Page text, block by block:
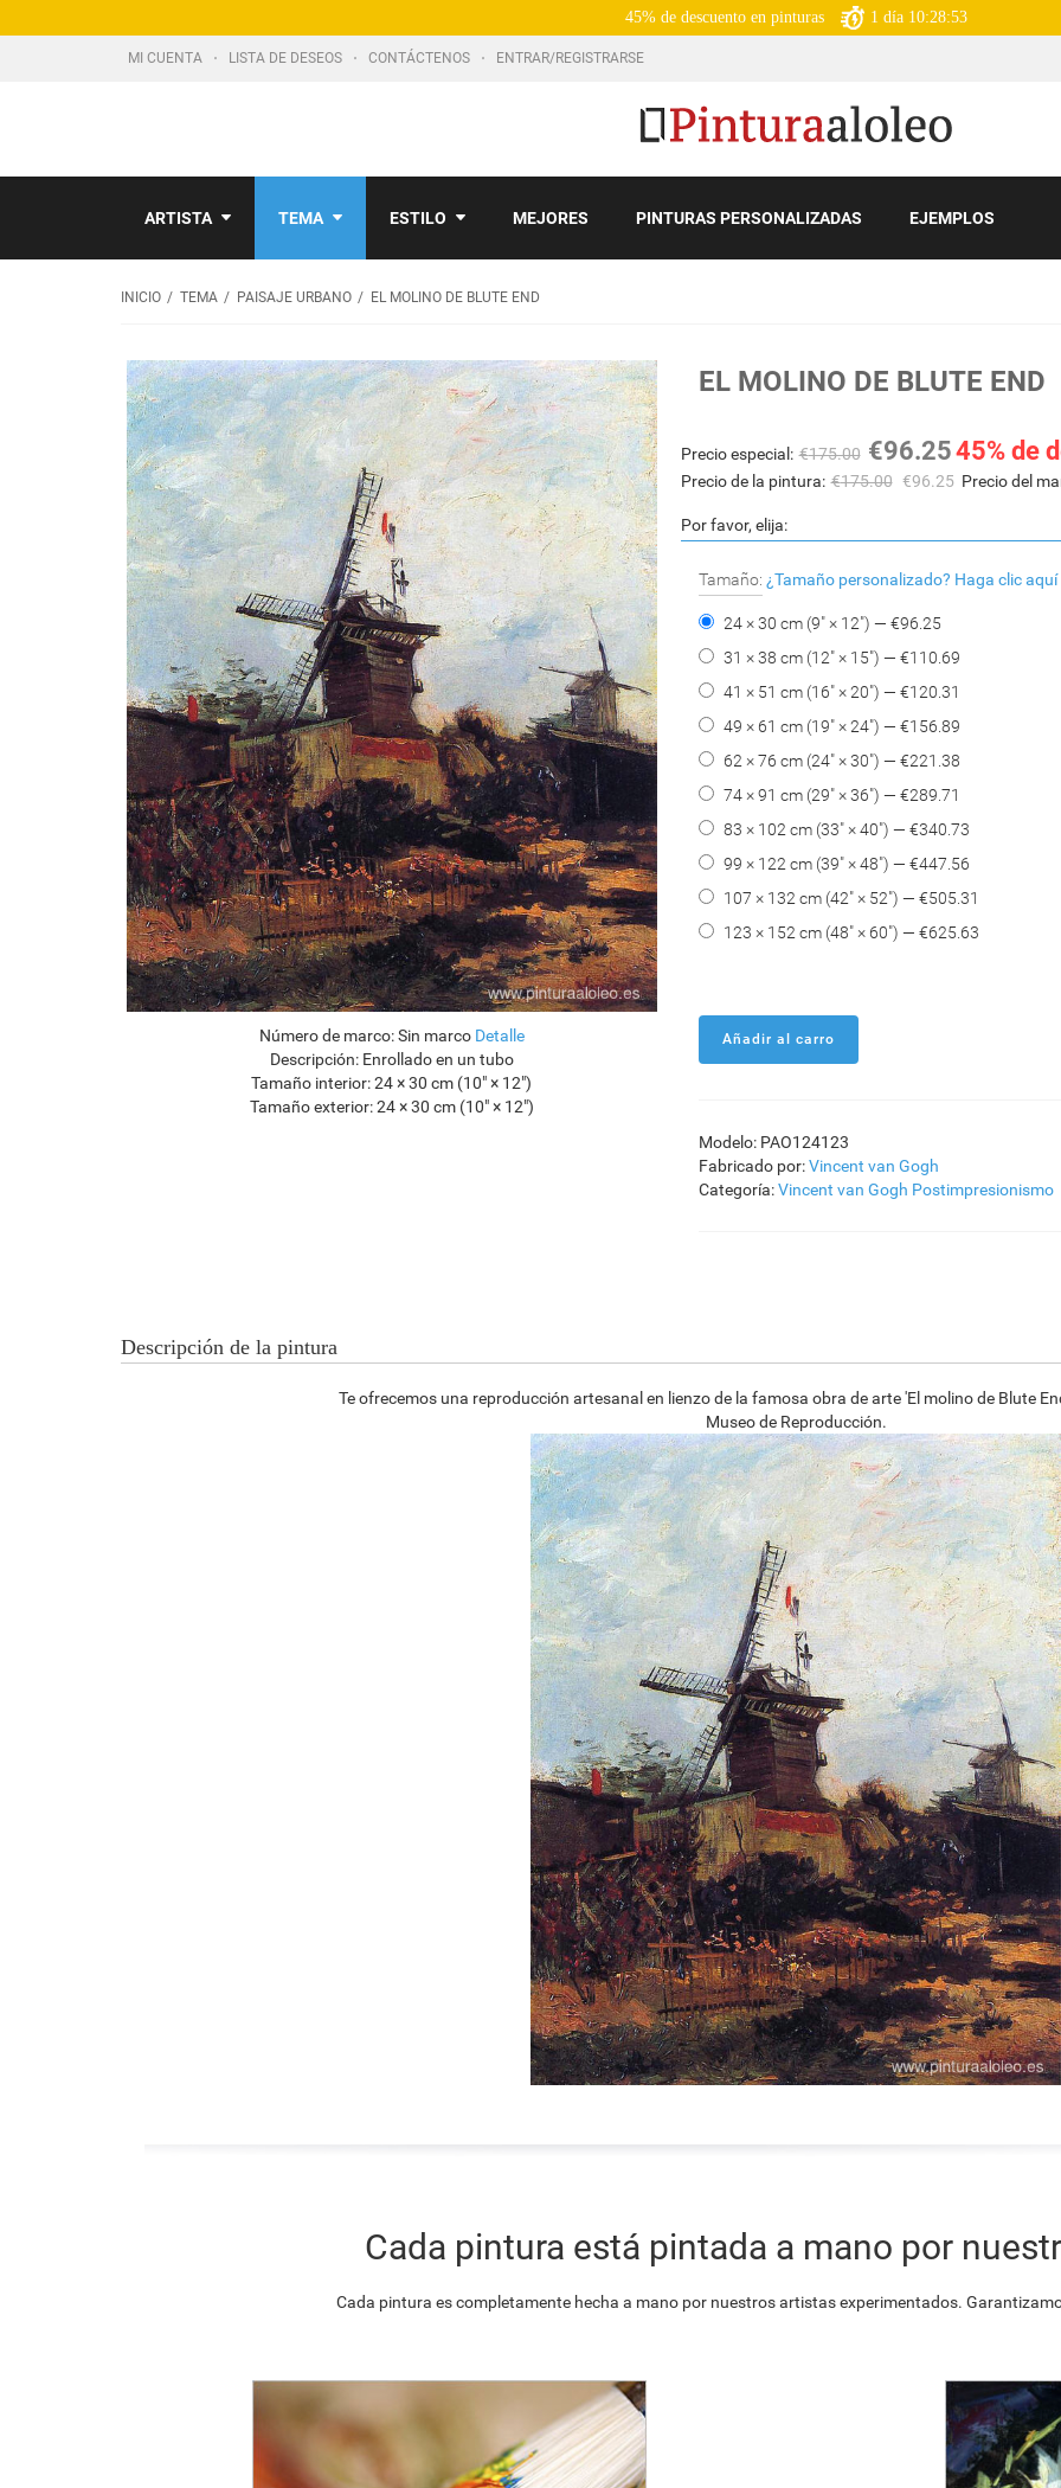
45% de descuento en pinturas 1 día 10:28:51
MI CUENTA LISTA DE DESEOS CONTÁCTENOS ENTRAR/REGISTRARSE
ARTISTA TEMA ESTILO MEJORES PINTURAS PERSONALIZADAS EJEMPLOS
INICIO TEMA PAISAJE URBANO EL MOLINO DE BLUTE END
Número de marco: Sin marco Detalle
Descripción: Enrollado en un tubo
Tamaño interior: 24 × 30 cm (10" × 12")
Tamaño exterior: 24 × 30 cm (10" × 12")
EL MOLINO DE BLUTE END
Precio especial: €175.00 €96.2545% de
Precio de la pintura: €175.00 €96.25 Precio del
Por favor, elija:
Tamaño: ¿Tamaño personalizado? Haga clic aquí
24 × 30 cm (9" × 12") — €96.25
31 × 38 cm (12" × 15") — €110.69
41 × 51 cm (16" × 20") — €120.31
49 × 61 cm (19" × 24") — €156.89
62 × 76 cm (24" × 30") — €221.38
74 × 91 cm (29" × 36") — €289.71
83 × 102 cm (33" × 40") — €340.73
99 × 122 cm (39" × 48") — €447.56
107 × 132 cm (42" × 52") — €505.31
123 × 152 cm (48" × 60") — €625.63
Modelo: PAO124123
Fabricado por:Vincent van Gogh
Categoría:Vincent van Gogh Postimpresionismo
Descripción de la pintura
Te ofrecemos una reproducción artesanal en lienzo de la famosa obra de arte 'El molino de Blute
Museo de Reproducción.
Cada pintura está pintada a mano por
Cada pintura es completamente hecha a mano por nuestros artistas experimentados.